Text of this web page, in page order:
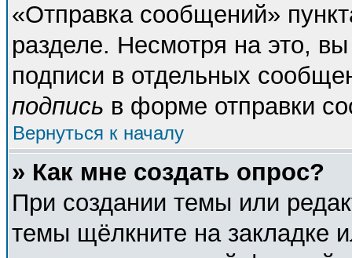
«Отправка сообщений»
разделе. Несмотря на это,
подписи в отдельных
подпись в форме отправки
Вернуться к началу
» Как мне создать опрос?
При создании темы или
темы щёлкните на закладке